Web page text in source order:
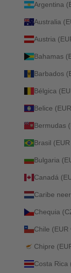
Argentina
Australia
Austria
Bahamas
Barbados
Bélgica
Belice
Bermudas
Brasil
Bulgaria
Canadá
Caribe
Chequia
Chile (EUR
Chipre
Costa Rica